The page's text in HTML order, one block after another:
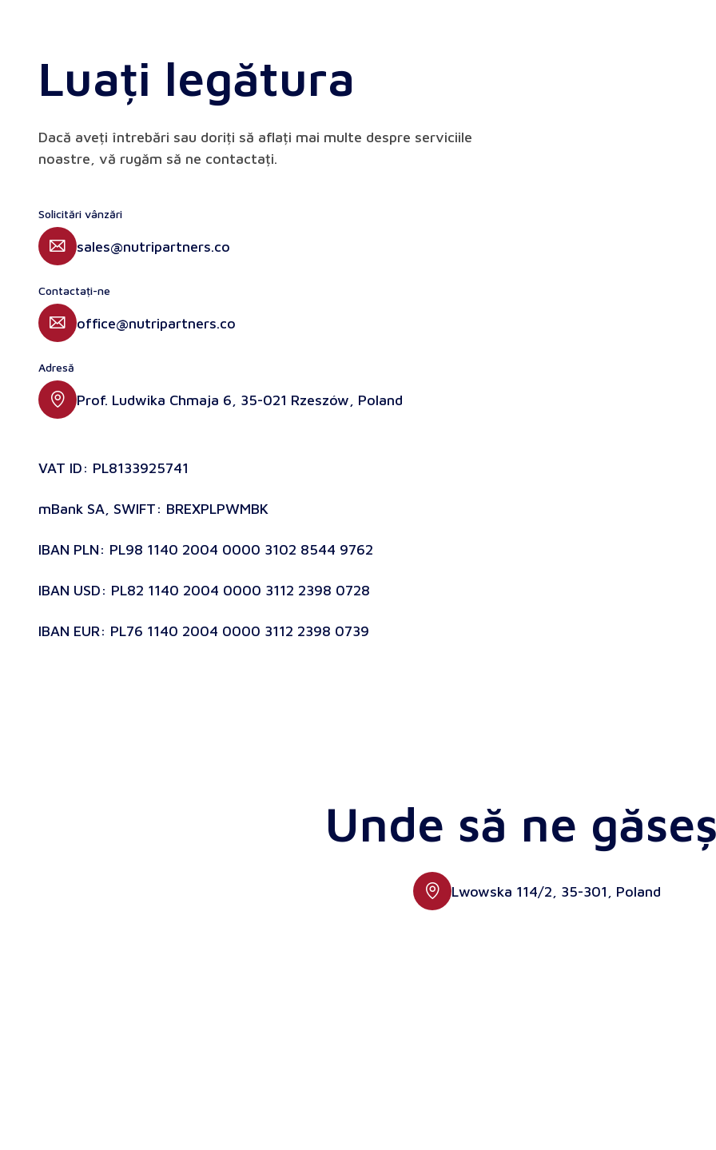
Luați legătura
Dacă aveți întrebări sau doriți să aflați mai multe despre serviciile
noastre, vă rugăm să ne contactați.
Solicitări vânzări
sales@nutripartners.co
Contactați-ne
office@nutripartners.co
Adresă
Prof. Ludwika Chmaja 6, 35-021 Rzeszów, Poland
VAT ID: PL8133925741
mBank SA, SWIFT: BREXPLPWMBK
IBAN PLN: PL98 1140 2004 0000 3102 8544 9762
IBAN USD: PL82 1140 2004 0000 3112 2398 0728
IBAN EUR: PL76 1140 2004 0000 3112 2398 0739
Unde să ne
Lwowska 114/2, 35-301, Poland